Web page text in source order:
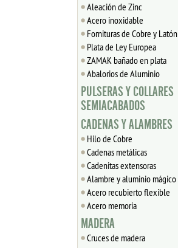
Aleación de Zinc
Acero inoxidable
Fornituras de Cobre y Latón
Plata de Ley Europea
ZAMAK bañado en plata
Abalorios de Aluminio
PULSERAS Y COLLARES
SEMIACABADOS
CADENAS Y ALAMBRES
Hilo de Cobre
Cadenas metálicas
Cadenitas extensoras
Alambre y aluminio mágico
Acero recubierto flexible
Acero memoria
MADERA
Cruces de madera